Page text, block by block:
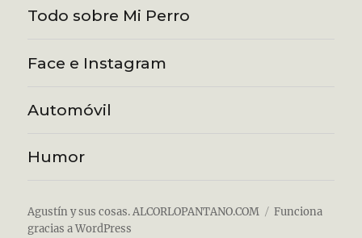
Todo sobre Mi Perro
Face e Instagram
Automóvil
Humor
Agustín y sus cosas. ALCORLOPANTANO.COM
Funciona
gracias a WordPress